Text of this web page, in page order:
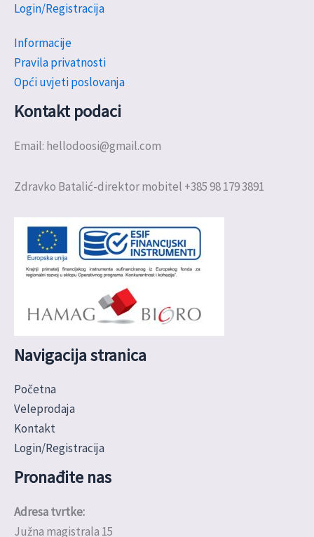
Login/Registracija
Informacije
Pravila privatnosti
Opći uvjeti poslovanja
Kontakt podaci
Email: hellodoosi@gmail.com
Zdravko Batalić-direktor mobitel +385 98 179 3891
Navigacija stranica
Početna
Veleprodaja
Kontakt
Login/Registracija
Pronađite nas
Adresa tvrtke:
Južna magistrala 15